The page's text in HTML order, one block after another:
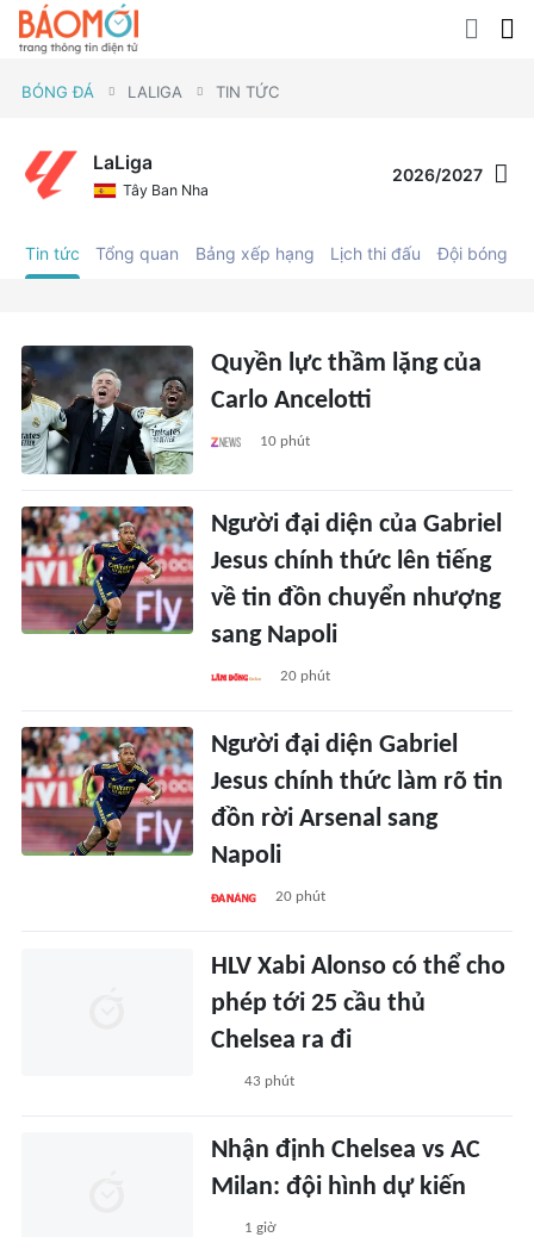
BÓNG ĐÁ LALIGA TIN TỨC
LaLiga
Tây Ban Nha
2026/2027
Tin tức Tổng quan Bảng xếp hạng Lịch thi đấu Đội bóng
Quyền lực thầm lặng của
Carlo Ancelotti
10 phút
Người đại diện của Gabriel
Jesus chính thức lên tiếng
về tin đồn chuyển nhượng
sang Napoli
20 phút
Người đại diện Gabriel
Jesus chính thức làm rõ tin
đồn rời Arsenal sang
Napoli
20 phút
HLV Xabi Alonso có thể cho
phép tới 25 cầu thủ
Chelsea ra đi
43 phút
Nhận định Chelsea vs AC
Milan: đội hình dự kiến
1 giờ